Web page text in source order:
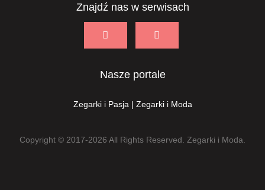
Znajdź nas w serwisach
Nasze portale
Zegarki i Pasja | Zegarki i Moda
Copyright © 2017-2026 All Rights Reserved. Zegarki i Moda.